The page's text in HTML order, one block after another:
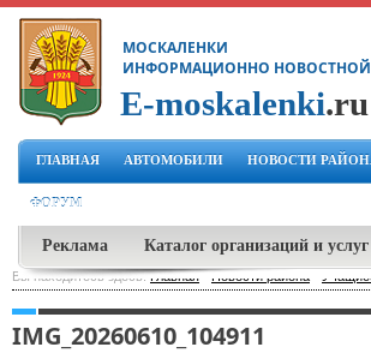
МОСКАЛЕНКИ
ИНФОРМАЦИОННО НОВОСТНОЙ
E-moskalenki.ru
ГЛАВНАЯ АВТОМОБИЛИ НОВОСТИ
ФОРУМ
Реклама Каталог организаций и услуг
Вы находитесь здесь:Главная-Новости района
IMG_20260610_104911